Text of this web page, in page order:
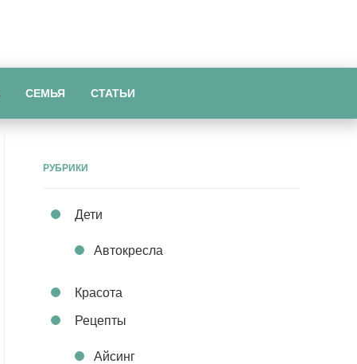
СЕМЬЯ СТАТЬИ
РУБРИКИ
Дети
Автокресла
Красота
Рецепты
Айсинг